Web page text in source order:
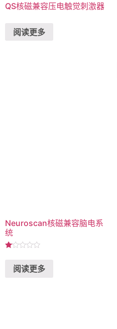
QS核磁兼容压电触觉刺激器
阅读更多
Neuroscan核磁兼容脑电系
统
1.00
&sol;
阅读更多